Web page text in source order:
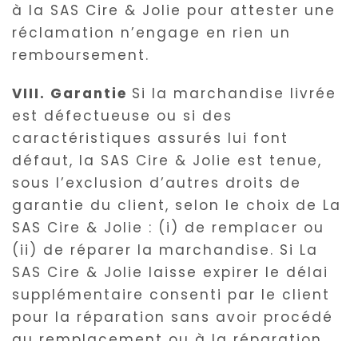
à la SAS Cire & Jolie pour attester une
réclamation n’engage en rien un
remboursement.
VIII. Garantie Si la marchandise livrée
est défectueuse ou si des
caractéristiques assurés lui font
défaut, la SAS Cire & Jolie est tenue,
sous l’exclusion d’autres droits de
garantie du client, selon le choix de La
SAS Cire & Jolie : (i) de remplacer ou
(ii) de réparer la marchandise. Si La
SAS Cire & Jolie laisse expirer le délai
supplémentaire consenti par le client
pour la réparation sans avoir procédé